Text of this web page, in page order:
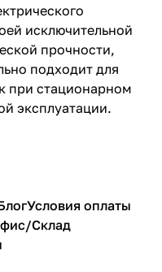
исключительной
прочности,
подходит для
при стационарном
эксплуатации.
Условия оплаты
Склад